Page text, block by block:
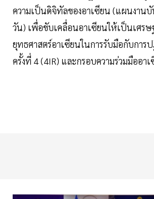
ความเป็นดิจิทัลของอาเซียน (แผนงานบั
วัน) เพื่อขับเคลื่อนอาเซียนให้เป็นเศร
ยุทธศาสตร์อาเซียนในการรับมือกับการ
ครั้งที่ 4 (4IR) และกรอบความร่วมมืออา